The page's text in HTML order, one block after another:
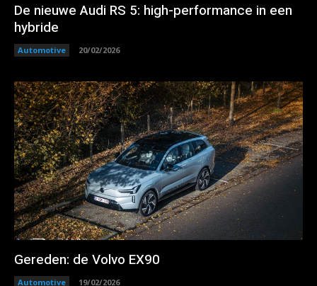
De nieuwe Audi RS 5: high-performance in een
hybride
Automotive 20/02/2026
Gereden: de Volvo EX90
Automotive 19/02/2026